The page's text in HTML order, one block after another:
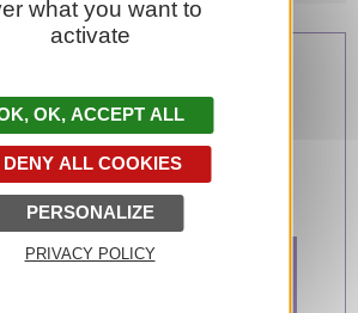
d'hygiène
ménage...)
what you want to
activate
OK, ACCEPT ALL
DENY ALL COOKIES
PERSONALIZE
PRIVACY POLICY